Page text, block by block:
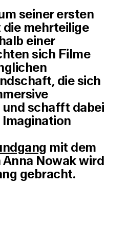
seiner ersten
mehrteilige
einer
sich Filme
die sich
schafft dabei
Imagination
mit dem
Nowak wird
gebracht.